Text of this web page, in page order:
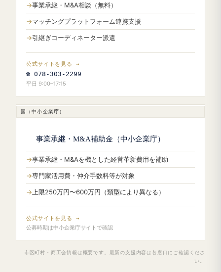
事業承継・M&A相談（無料）
マッチングプラットフォーム連携支援
引継ぎコーディネーター派遣
公式サイトを見る →
☎ 078-303-2299
平日 9:00–17:15
国（中小企業庁）
事業承継・M&A補助金（中小企業庁）
事業承継・M&Aを機とした経営革新費用を補助
専門家活用費・仲介手数料等が対象
上限250万円〜600万円（類型により異なる）
公式サイトを見る →
公募時期は中小企業庁サイトで確認
市区町村・商工会情報は概要です。最新の支援内容は各窓口にご確認くださ
い。